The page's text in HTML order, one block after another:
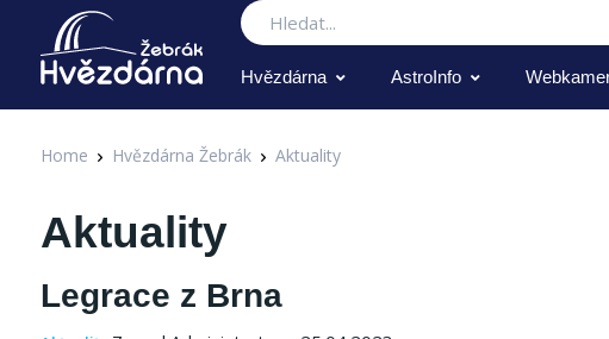
Hledat
Hvězdárna AstroInfo
Home Hvězdárna Žebrák Aktuality
Aktuality
Legrace z Brna